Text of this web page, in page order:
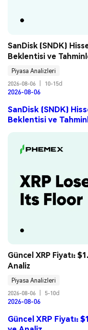
SanDisk (SNDK)
Beklentisi ve
Piyasa Analizleri
2026-08-06
10-15d
2026-08-06
SanDisk (SNDK)
Beklentisi ve
Güncel XRP Fiyatı:
Analiz
Piyasa Analizleri
2026-08-06
5-10d
2026-08-06
Güncel XRP Fiyatı: